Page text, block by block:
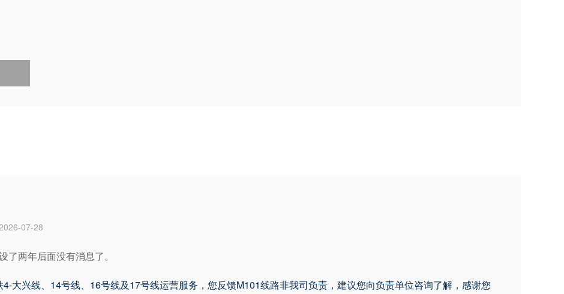
07-28
两年后面没有消息了。
大兴线、14号线、16号线及17号线运营服务，您反馈M101线路非我司负责，建议您向负责单位咨询了解，感谢您